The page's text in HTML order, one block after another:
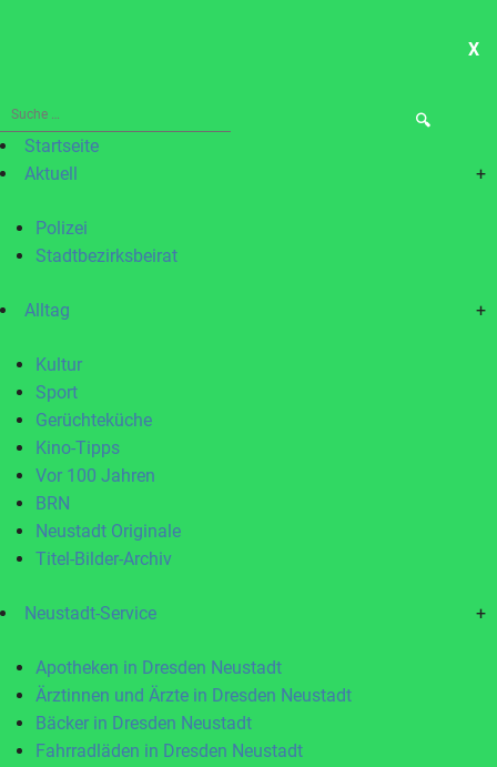
X
Suche
nach:Startseite
Aktuell
+
Polizei
Stadtbezirksbeirat
Alltag +
Kultur
Sport
Gerüchteküche
Kino-Tipps
Vor 100 Jahren
BRN
Neustadt Originale
Titel-Bilder-Archiv
Neustadt-Service +
Apotheken in Dresden Neustadt
Ärztinnen und Ärzte in Dresden Neustadt
Bäcker in Dresden Neustadt
Fahrradläden in Dresden Neustadt